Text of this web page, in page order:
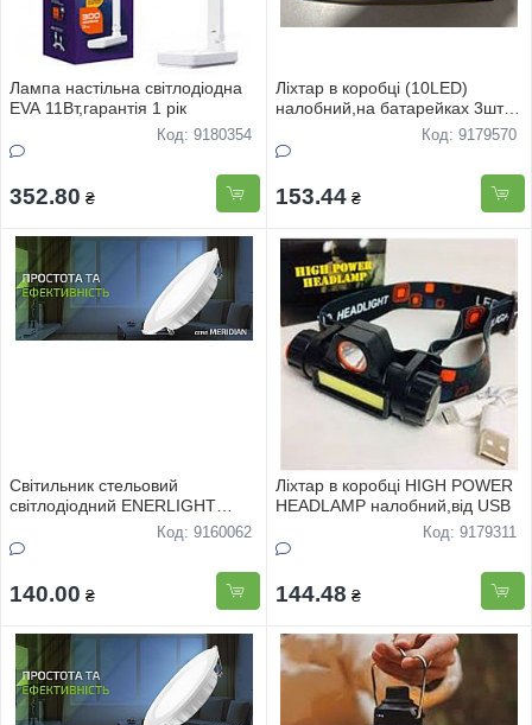
Лампа настiльна свiтлодiодна
EVA 11Вт,гарантiя 1 рiк
Код: 9180354
352.80 ₴
Лiхтар в коробцi (10LED)
налобний,на батарейках 3шт
Код: 9179570
153.44 ₴
Свiтильник стельовий
свiтлодiодний ENERLIGHT
MEREDIAN 18Вт 4000ККод: 9160062
140.00 ₴
Лiхтар в коробцi HIGH POWER
HEADLAMP налобний,вiд USB
Код: 9179311
144.48 ₴